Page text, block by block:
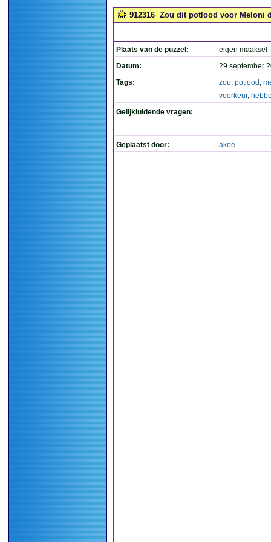
912316 Zou dit potlood voor Meloni
Plaats van de puzzel:
eigen maaksel
Datum:
29 september
Tags:
zou, potlood ,
voorkeur,
Gelijkluidende vragen:
Geplaatst door: akoe